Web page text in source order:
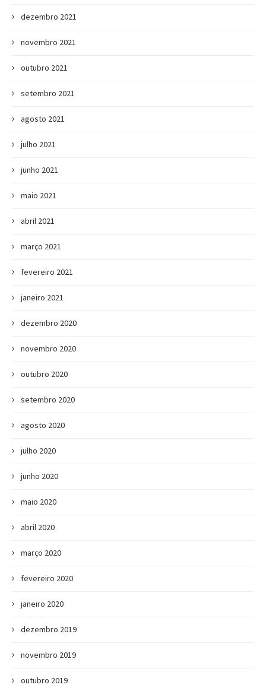
dezembro 2021
novembro 2021
outubro 2021
setembro 2021
agosto 2021
julho 2021
junho 2021
maio 2021
abril 2021
março 2021
fevereiro 2021
janeiro 2021
dezembro 2020
novembro 2020
outubro 2020
setembro 2020
agosto 2020
julho 2020
junho 2020
maio 2020
abril 2020
março 2020
fevereiro 2020
janeiro 2020
dezembro 2019
novembro 2019
outubro 2019